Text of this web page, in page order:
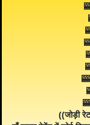
((जोड़ी